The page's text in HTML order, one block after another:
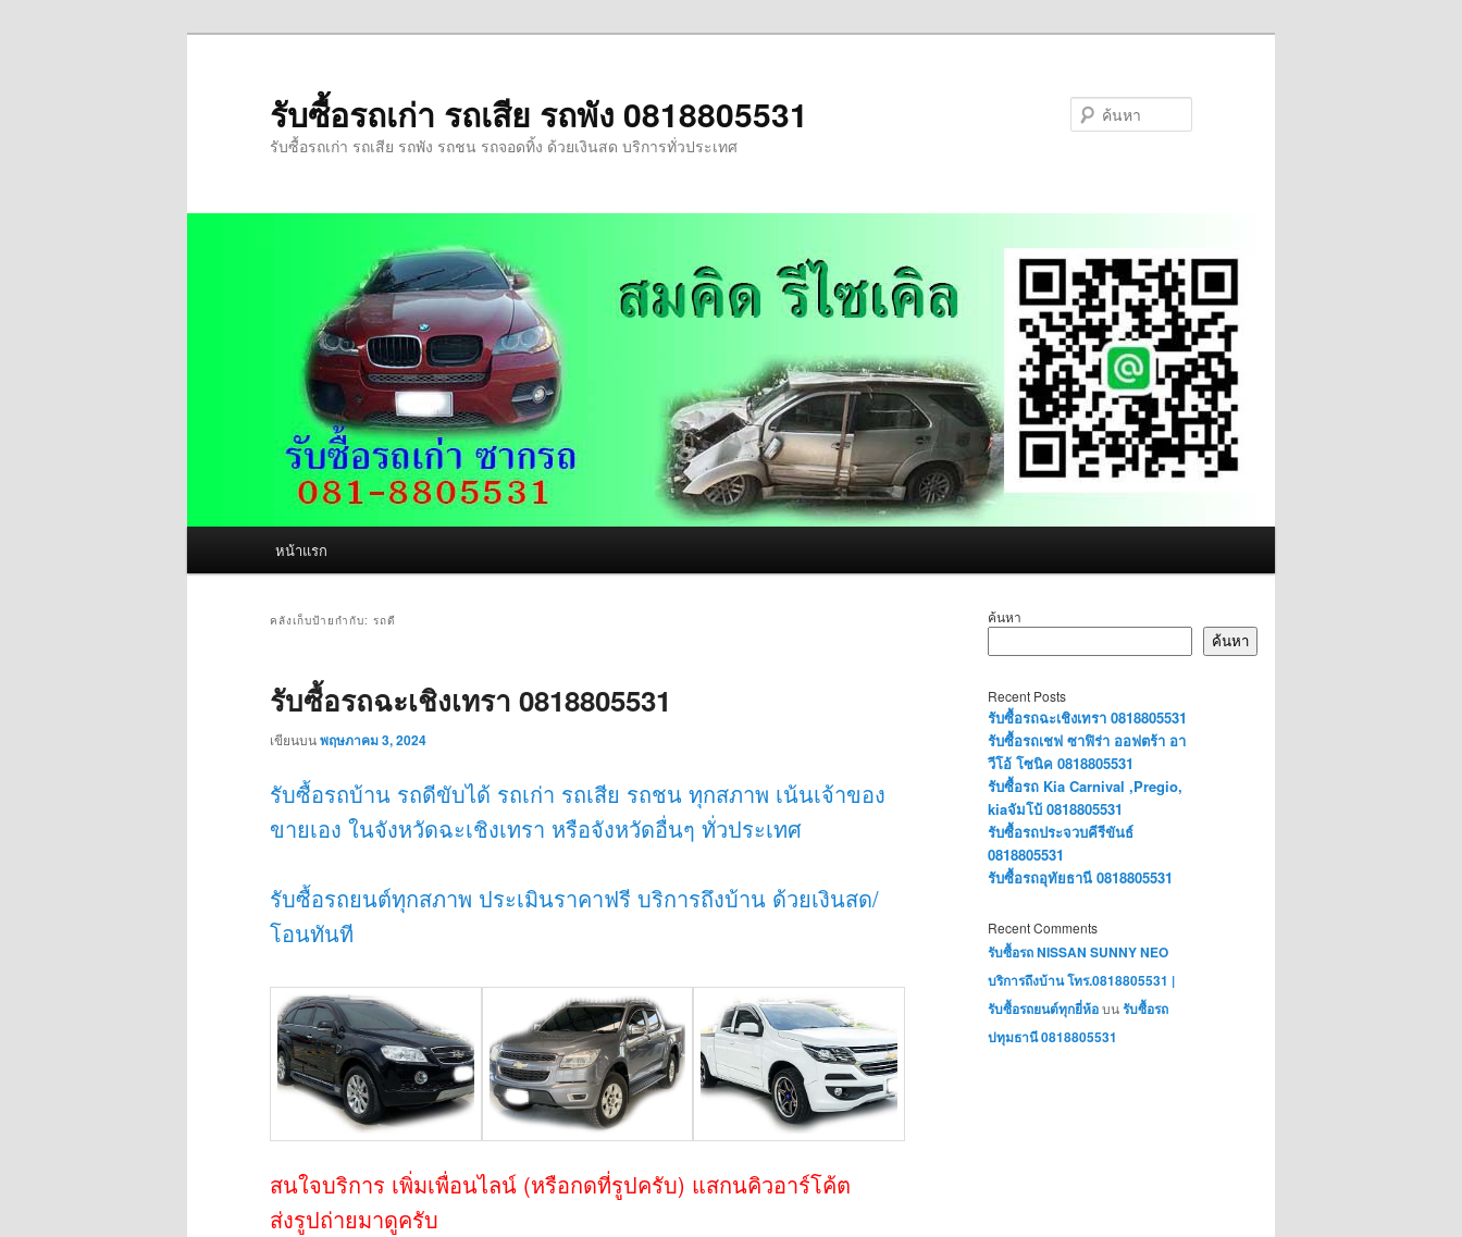
รับซื้อรถเก่า รถเสีย รถพัง 0818805531
รับซื้อรถเก่า รถเสีย รถพัง รถชน รถจอดทิ้ง ด้วยเงินสด บริการทั่วประเทศ
หน้าแรก
คลังเก็บป้ายกำกับ: รถดี
รับซื้อรถฉะเชิงเทรา 0818805531
เขียนบนพฤษภาคม 3, 2024
รับซื้อรถบ้าน รถดีขับได้ รถเก่า รถเสีย รถชน ทุกสภาพ เน้นเจ้าของ
ขายเอง ในจังหวัดฉะเชิงเทรา หรือจังหวัดอื่นๆ ทั่วประเทศ
รับซื้อรถยนต์ทุกสภาพ ประเมินราคาฟรี บริการถึงบ้าน ด้วยเงินสด/
โอนทันที
สนใจบริการ เพิ่มเพื่อนไลน์ (หรือกดที่รูปครับ) แสกนคิวอาร์โค้ต
ส่งรูปถ่ายมาดูครับ
ค้นหา
ค้นหา
Recent Posts
รับซื้อรถฉะเชิงเทรา 0818805531
รับซื้อรถเชฟ ซาฟิร่า ออฟตร้า อา
วีโอ้ โซนิค 0818805531
รับซื้อรถ Kia Carnival ,Pregio,
kiaจัมโบ้ 0818805531
รับซื้อรถประจวบคีรีขันธ์
0818805531
รับซื้อรถอุทัยธานี 0818805531
Recent Comments
รับซื้อรถ NISSAN SUNNY NEO
บริการถึงบ้าน โทร.0818805531 |
รับซื้อรถยนต์ทุกยี่ห้อบนรับซื้อรถ
ปทุมธานี 0818805531